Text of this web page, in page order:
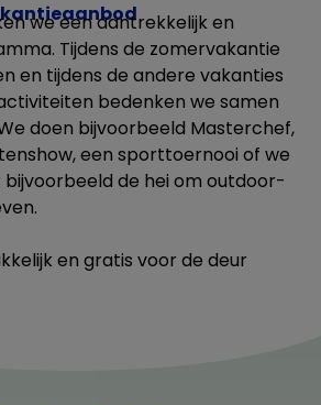
we een aantrekkelijk en
Tijdens de zomervakantie
en tijdens de andere vakanties
bedenken we samen
doen bijvoorbeeld Masterchef,
een sporttoernooi of we
de hei om outdoor-
en gratis voor de deur